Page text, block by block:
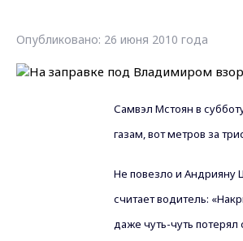
Опубликовано: 26 июня 2010 года
Самвэл Мстоян в
газам, вот метров за
Не повезло и Андрияну
считает водитель:
даже чуть-чуть